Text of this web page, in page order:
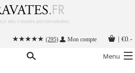
(295) Mon compte €0.-
Menu